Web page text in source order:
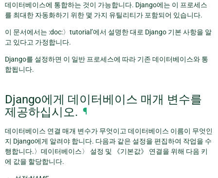
데이터베이스에 통합하는 것이 가능합니다. Django에는 이 프로세스
를 최대한 자동화하기 위한 몇 가지 유틸리티가 포함되어 있습니다.
이 문서에서는 :doc:〉tutorial’에서 설명한 대로 Django 기본 사항을 알
고 있다고 가정합니다.
Django를 설정하면 이 일반 프로세스에 따라 기존 데이터베이스와 통
합됩니다.
Django에게 데이터베이스 매개 변수를
제공하십시오. ¶
데이터베이스 연결 매개 변수가 무엇이고 데이터베이스 이름이 무엇인
지 Django에게 알려야 합니다. 다음과 같은 설정을 편집하여 작업을 수
행합니다.〉데이터베이스〉 설정 및 《기본값》 연결을 위해 다음 키
에 값을 할당합니다.